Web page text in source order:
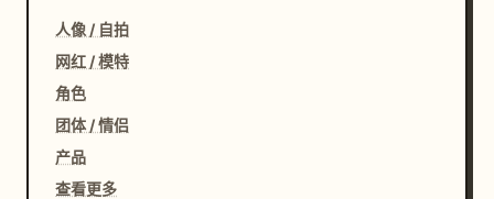
人像 / 自拍
网红 / 模特
角色
团体 / 情侣
产品
查看更多